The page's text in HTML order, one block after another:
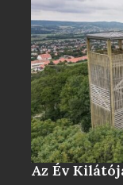
Az Év